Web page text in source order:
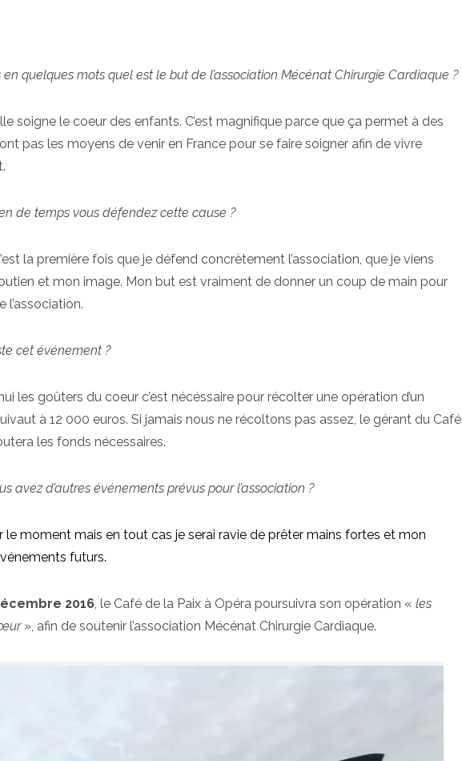
en quelques mots quel est le but de l’association Mécénat Chirurgie Cardiaque ?
soigne le coeur des enfants. C’est magnifique parce que ça permet à des
pas les moyens de venir en France pour se faire soigner afin de vivre
de temps vous défendez cette cause ?
la première fois que je défend concrètement l’association, que je viens
et mon image. Mon but est vraiment de donner un coup de main pour
l’association.
cet événement ?
les goûters du coeur c’est nécéssaire pour récolter une opération d’un
à 12 000 euros. Si jamais nous ne récoltons pas assez, le gérant du Café
les fonds nécessaires.
avez d’autres événements prévus pour l’association ?
le moment mais en tout cas je serai ravie de prêter mains fortes et mon
futurs.
2016, le Café de la Paix à Opéra poursuivra son opération « les
», afin de soutenir l’association Mécénat Chirurgie Cardiaque.